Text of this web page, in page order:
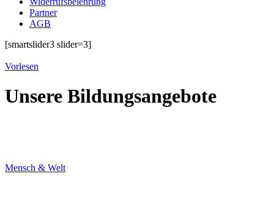
Partner
AGB
[smartslider3 slider=3]
Vorlesen
Unsere Bildungsangebote
Mensch & Welt